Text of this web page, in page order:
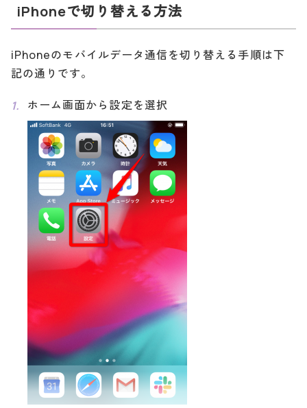
iPhoneで切り替える方法
iPhoneのモバイルデータ通信を切り替える手順は下
記の通りです。
ホーム画面から設定を選択